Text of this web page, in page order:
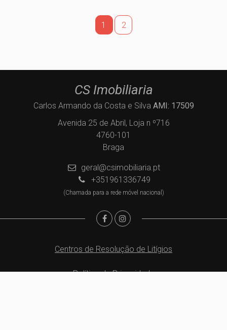
1 2
CS Imobiliaria
Carlos Armando da Costa e Silva AMI: 17509
Avenida 25 de Abril, Loja n º716
4760-101
Braga
geral@csimobiliaria.pt
+351961336749
(Chamada para a rede móvel nacional)
Centros de Resolução de Litígios
Política de Privacidade